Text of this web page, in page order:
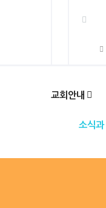
교회안내
소식과